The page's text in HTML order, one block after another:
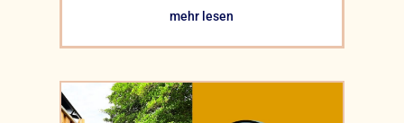
mehr lesen